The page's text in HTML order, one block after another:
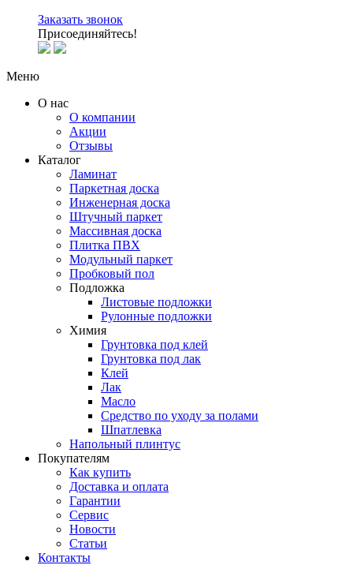
Заказать звонок
Присоединяйтесь!
Меню
О нас
О компании
Акции
Отзывы
Каталог
Ламинат
Паркетная доска
Инженерная доска
Штучный паркет
Массивная доска
Плитка ПВХ
Модульный паркет
Пробковый пол
Подложка
Листовые подложки
Рулонные подложки
Химия
Грунтовка под клей
Грунтовка под лак
Клей
Лак
Масло
Средство по уходу за полами
Шпатлевка
Напольный плинтус
Покупателям
Как купить
Доставка и оплата
Гарантии
Сервис
Новости
Статьи
Контакты